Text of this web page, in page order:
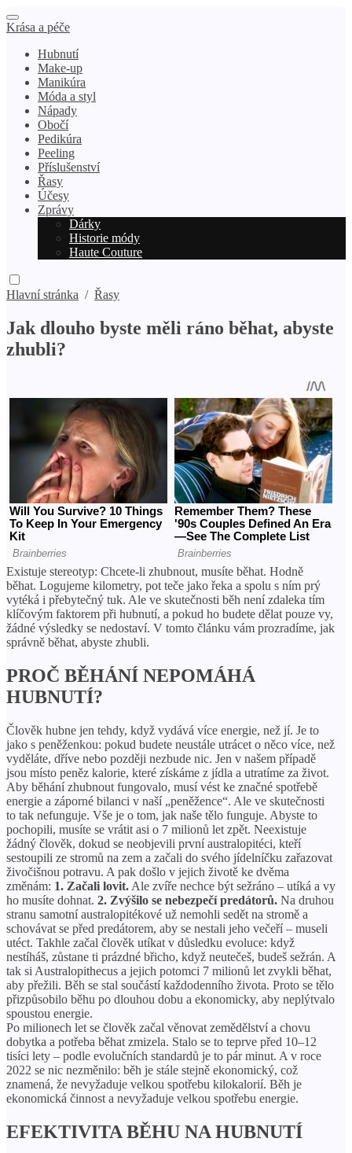
Krása a péče
Hubnutí
Make-up
Manikúra
Móda a styl
Nápady
Obočí
Pedikúra
Peeling
Příslušenství
Řasy
Účesy
Zprávy
Dárky
Historie módy
Haute Couture
Hlavní stránka / Řasy
Jak dlouho byste měli ráno běhat, abyste
zhubli?
Existuje stereotyp: Chcete-li zhubnout, musíte běhat. Hodně
běhat. Logujeme kilometry, pot teče jako řeka a spolu s ním prý
vytéká i přebytečný tuk. Ale ve skutečnosti běh není zdaleka tím
klíčovým faktorem při hubnutí, a pokud ho budete dělat pouze vy,
žádné výsledky se nedostaví. V tomto článku vám prozradíme, jak
správně běhat, abyste zhubli.
PROČ BĚHÁNÍ NEPOMÁHÁ
HUBNUTÍ?
Člověk hubne jen tehdy, když vydává více energie, než jí. Je to
jako s peněženkou: pokud budete neustále utrácet o něco více, než
vyděláte, dříve nebo později nezbude nic. Jen v našem případě
jsou místo peněz kalorie, které získáme z jídla a utratíme za život.
Aby běhání zhubnout fungovalo, musí vést ke značné spotřebě
energie a záporné bilanci v naší „peněžence“. Ale ve skutečnosti
to tak nefunguje. Vše je o tom, jak naše tělo funguje. Abyste to
pochopili, musíte se vrátit asi o 7 milionů let zpět. Neexistuje
žádný člověk, dokud se neobjevili první australopitéci, kteří
sestoupili ze stromů na zem a začali do svého jídelníčku zařazovat
živočišnou potravu. A pak došlo v jejich životě ke dvěma
změnám: 1. Začali lovit. Ale zvíře nechce být sežráno – utíká a vy
ho musíte dohnat. 2. Zvýšilo se nebezpečí predátorů. Na druhou
stranu samotní australopitékové už nemohli sedět na stromě a
schovávat se před predátorem, aby se nestali jeho večeří – museli
utéct. Takhle začal člověk utíkat v důsledku evoluce: když
nestíháš, zůstane ti prázdné břicho, když neutečeš, budeš sežrán. A
tak si Australopithecus a jejich potomci 7 milionů let zvykli běhat,
aby přežili. Běh se stal součástí každodenního života. Proto se tělo
přizpůsobilo běhu po dlouhou dobu a ekonomicky, aby neplýtvalo
spoustou energie.
Po milionech let se člověk začal věnovat zemědělství a chovu
dobytka a potřeba běhat zmizela. Stalo se to teprve před 10–12
tisíci lety – podle evolučních standardů je to pár minut. A v roce
2022 se nic nezměnilo: běh je stále stejně ekonomický, což
znamená, že nevyžaduje velkou spotřebu kilokalorií. Běh je
ekonomická činnost a nevyžaduje velkou spotřebu energie.
EFEKTIVITA BĚHU NA HUBNUTÍ